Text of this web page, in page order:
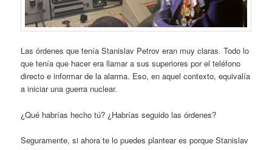
Las órdenes que tenía Stanislav Petrov eran muy claras. Todo lo
que tenía que hacer era llamar a sus superiores por el teléfono
directo e informar de la alarma. Eso, en aquel contexto, equivalía
a iniciar una guerra nuclear.
¿Qué habrías hecho tú? ¿Habrías seguido las órdenes?
Seguramente, si ahora te lo puedes plantear es porque Stanislav